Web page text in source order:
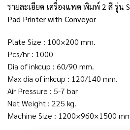
รายละเอียด เครื่องแพด พิมพ์ 2 สี รุ่น
Pad Printer with Conveyor
Plate Size : 100×200 mm.
Pcs/hr : 1000
Dia of inkcup : 60/90 mm.
Max dia of inkcup : 120/140 mm.
Air Pressure : 5-7 bar
Net Weight : 225 kg.
Machine Size : 1200×960×1500